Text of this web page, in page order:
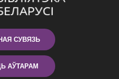
СУВЯЗЬ
АЎТАРАМ